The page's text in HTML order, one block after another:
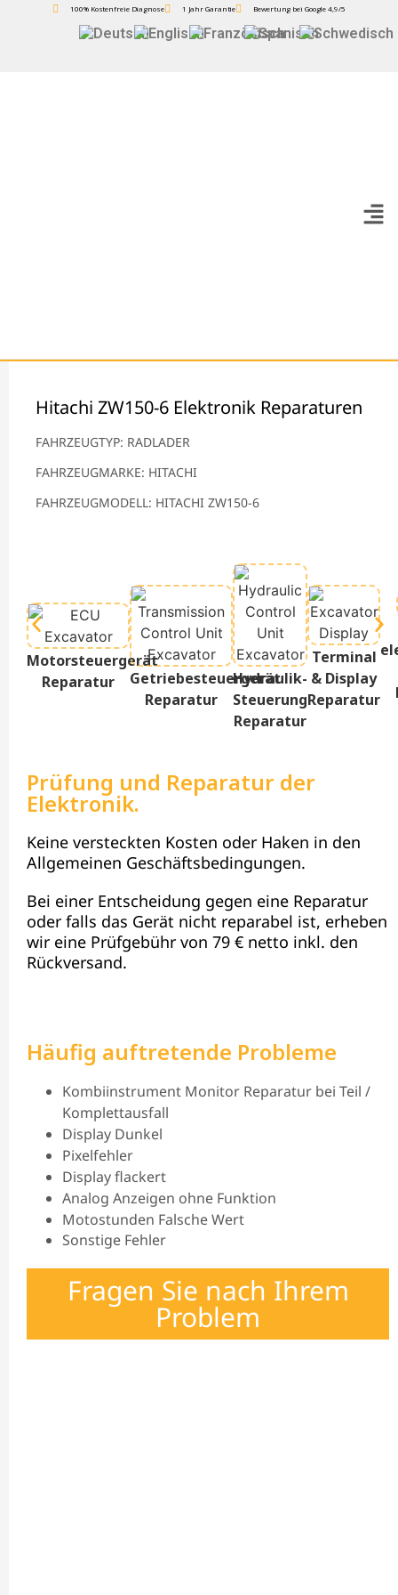
100% Kostenfreie Diagnose 1 Jahr Garantie Bewertung bei Google 4,9/5
Hitachi ZW150-6 Elektronik Reparaturen
FAHRZEUGTYP: RADLADER
FAHRZEUGMARKE: HITACHI
FAHRZEUGMODELL: HITACHI ZW150-6
Motorsteuergerät
Reparatur
Getriebesteuergerät
Reparatur
Hydraulik-
Steuerung
Reparatur
Terminal
& Display
Reparatur
Prüfung und Reparatur der
Elektronik.
Keine versteckten Kosten oder Haken in den
Allgemeinen Geschäftsbedingungen.
Bei einer Entscheidung gegen eine Reparatur
oder falls das Gerät nicht reparabel ist, erheben
wir eine Prüfgebühr von 79 € netto inkl. den
Rückversand.
Häufig auftretende Probleme
Kombiinstrument Monitor Reparatur bei Teil /
Komplettausfall
Display Dunkel
Pixelfehler
Display flackert
Analog Anzeigen ohne Funktion
Motostunden Falsche Wert
Sonstige Fehler
Fragen Sie nach Ihrem
Problem